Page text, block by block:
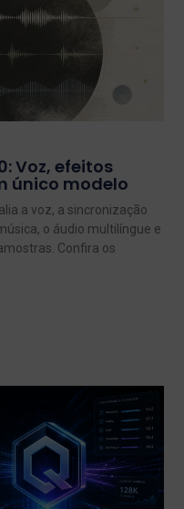
Voz, efeitos
único modelo
a voz, a sincronização
o áudio multilíngue e
Confira os